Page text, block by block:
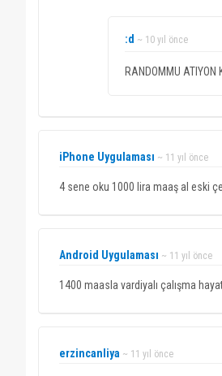
:d ~ 10 yıl önce
RANDOMMU ATIYON
iPhone Uygulaması ~ 11 yıl önce
4 sene oku 1000 lira maaş al eski
Android Uygulaması ~ 11 yıl önce
1400 maasla vardiyalı çalışma
erzincanliya ~ 11 yıl önce